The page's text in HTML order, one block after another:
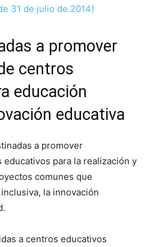
31 de julio de 2014)
a promover
centros
educación
educativa
a promover
para la realización y
comunes que
la innovación
a centros educativos